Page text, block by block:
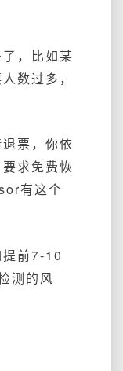
，比如某
数过多，
票，你依
求免费恢
有这个
前7-10
测的风